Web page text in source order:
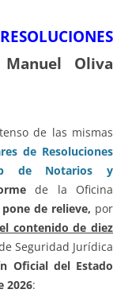
Oliva
de las mismas
de Resoluciones
de Notarios y
de la Oficina
pone de relieve, por
contenido de diez
Seguridad Jurídica
Oficial del Estado
2026: